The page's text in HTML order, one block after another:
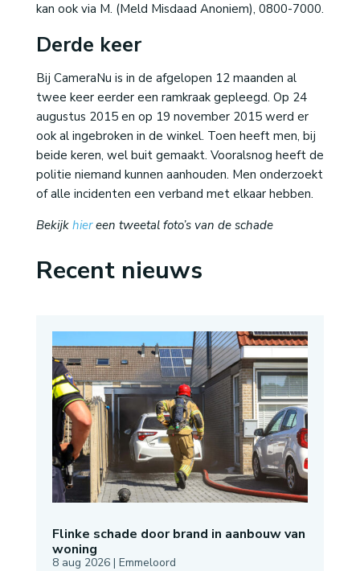
kan ook via M. (Meld Misdaad Anoniem), 0800-7000.
Derde keer
Bij CameraNu is in de afgelopen 12 maanden al
twee keer eerder een ramkraak gepleegd. Op 24
augustus 2015 en op 19 november 2015 werd er
ook al ingebroken in de winkel. Toen heeft men, bij
beide keren, wel buit gemaakt. Vooralsnog heeft de
politie niemand kunnen aanhouden. Men onderzoekt
of alle incidenten een verband met elkaar hebben.
Bekijk hiereen tweetal foto’s van de schade
Recent nieuws
Flinke schade door brand in aanbouw van
woning
8 aug 2026| Emmeloord